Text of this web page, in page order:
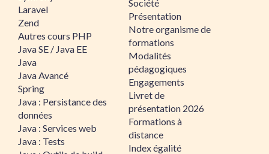
Laravel
Zend
Autres cours PHP
Java SE / Java EE
Java
Java Avancé
Spring
Java : Persistance des
données
Java : Services web
Java : Tests
Société
Présentation
Notre organisme de
formations
Modalités
pédagogiques
Engagements
Livret de
présentation 2026
Formations à
distance
Index égalité